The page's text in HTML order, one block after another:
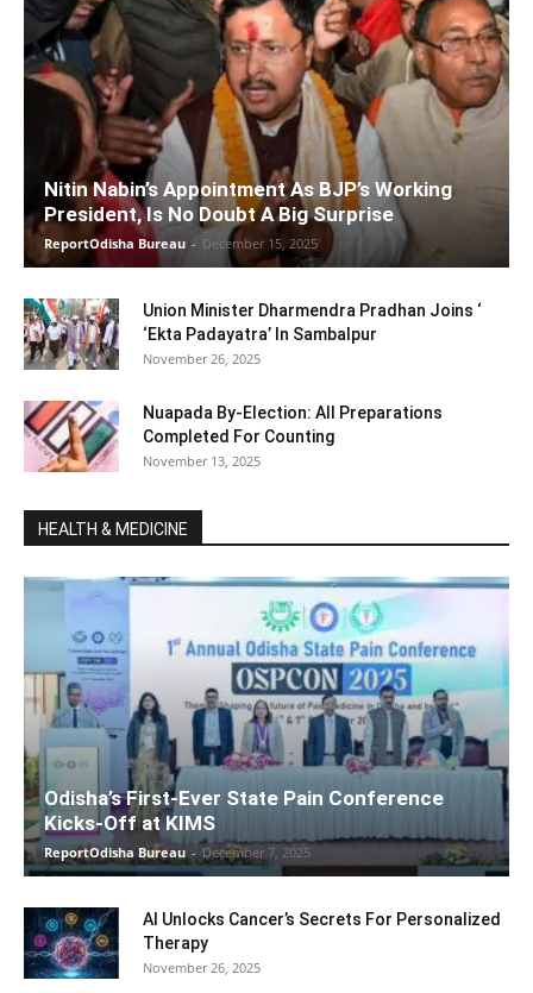
Nitin Nabin’s Appointment As BJP’s Working
President, Is No Doubt A Big Surprise
ReportOdisha Bureau - December 15, 2025
Union Minister Dharmendra Pradhan Joins ‘
‘Ekta Padayatra’ In Sambalpur
November 26, 2025
Nuapada By-Election: All Preparations
Completed For Counting
November 13, 2025
HEALTH & MEDICINE
Odisha’s First-Ever State Pain Conference
Kicks-Off at KIMS
ReportOdisha Bureau - December 7, 2025
AI Unlocks Cancer’s Secrets For Personalized
Therapy
November 26, 2025